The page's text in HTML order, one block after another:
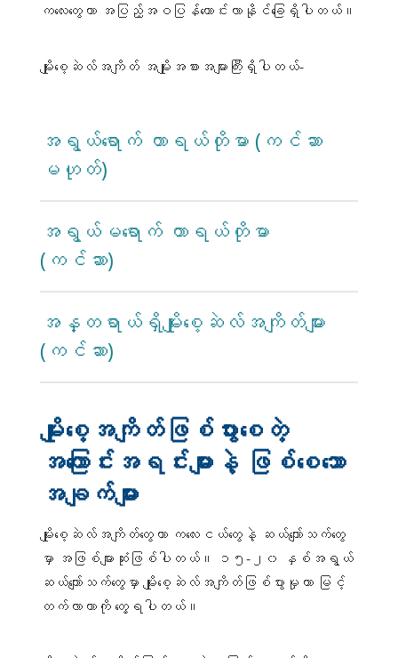
ကလေးတွေဟာ အပြည့်အဝပြန်ကောင်းလာနိုင်ခြေရှိပါတယ်။
မျိုးစေ့ဆဲလ်အကျိတ် အမျိုးအစားအများကြီးရှိပါတယ်-
အရွယ်ရောက် တာရယ်တိုမာ (ကင်ဆာ
မဟုတ်)
အရွယ်မရောက် တာရယ်တိုမာ
(ကင်ဆာ)
အန္တရာယ်ရှိမျိုးစေ့ဆဲလ်အကျိတ်များ
(ကင်ဆာ)
မျိုးစေ့အကျိတ်ဖြစ်ပွားစေတဲ့
အကြောင်းအရင်းများနဲ့ ဖြစ်စေသော
အချက်များ
မျိုးစေ့ဆဲလ်အကျိတ်တွေဟာ ကလေးငယ်တွေနဲ့ ဆယ်ကျော်သက်တွေ
မှာ အဖြစ်များဆုံးဖြစ်ပါတယ်။ ၁၅-၂၀ နှစ်အရွယ်
ဆယ်ကျော်သက်တွေမှာ မျိုးစေ့ဆဲလ်အကျိတ်ဖြစ်ပွားမှုဟာ မြင့်
တက်လာတာကို တွေ့ရပါတယ်။